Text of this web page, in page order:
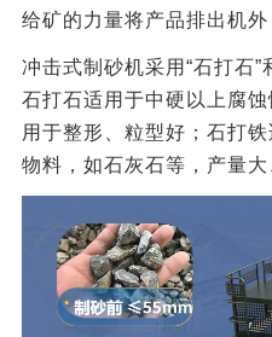
给矿的力量将产品排出机外
冲击式制砂机采用“石打石”
石打石适用于中硬以上腐
用于整形、粒型好；石打
物料，如石灰石等，产量大